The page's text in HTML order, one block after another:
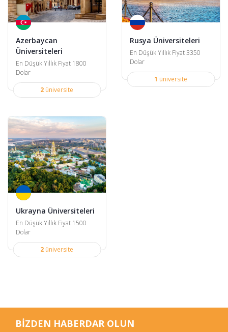
Azerbaycan
Üniversiteleri
En Düşük Yıllık Fiyat 1800
Dolar
2 üniversite
Rusya Üniversiteleri
En Düşük Yıllık Fiyat 3350
Dolar
1 üniversite
Ukrayna Üniversiteleri
En Düşük Yıllık Fiyat 1500
Dolar
2 üniversite
BİZDEN HABERDAR OLUN